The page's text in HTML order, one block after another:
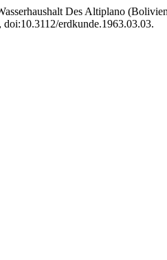
Des Altiplano
erdkunde.1963.03.03.